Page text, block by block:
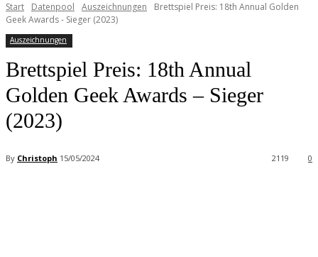
Start Datenpool Auszeichnungen
Brettspiel Preis: 18th Annual Golden
Geek Awards - Sieger (2023)
Auszeichnungen
Brettspiel Preis: 18th Annual
Golden Geek Awards – Sieger
(2023)
By Christoph 15/05/2024 0
2119